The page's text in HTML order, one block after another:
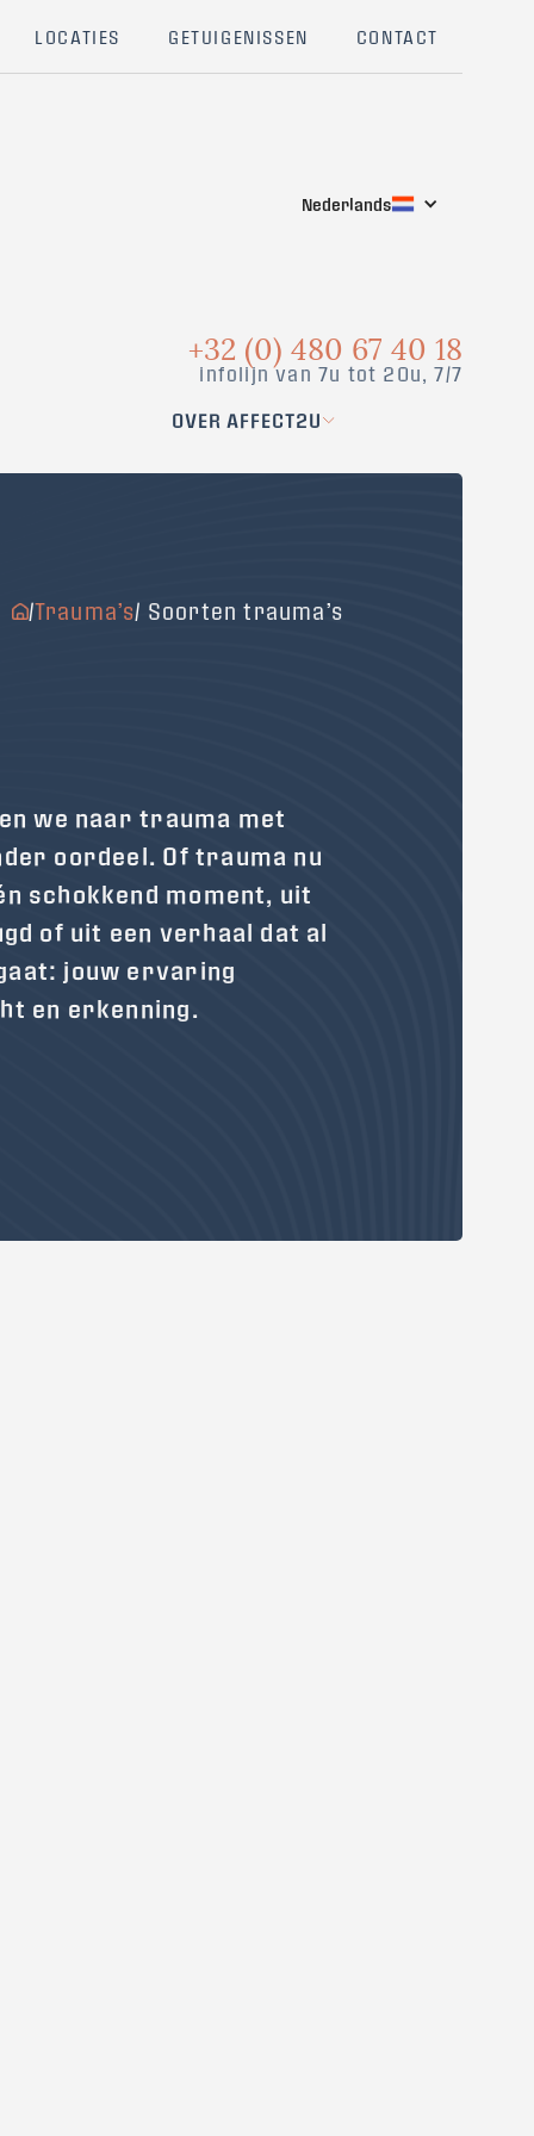
LOCATIES GETUIGENISSEN CONTACT
Nederlands
+32 (0) 480 67 40 18
infolijn van 7u tot 20u, 7/7
OVER AFFECT2U
/Trauma’s/ Soorten trauma’s
we naar trauma met
oordeel. Of trauma nu
schokkend moment, uit
of uit een verhaal dat al
jouw ervaring
en erkenning.